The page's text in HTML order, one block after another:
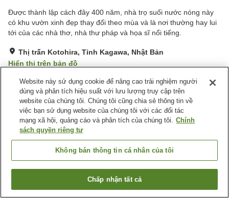
Được thành lập cách đây 400 năm, nhà trọ suối nước nóng này
có khu vườn xinh đẹp thay đổi theo mùa và là nơi thường hay lui
tới của các nhà thơ, nhà thư pháp và họa sĩ nổi tiếng.
Thị trấn Kotohira, Tỉnh Kagawa, Nhật Bản
Hiển thị trên bản đồ
Tuyệt vời Đánh giá:86lượt
Tiện nghi chỗ nghỉ
Bãi đỗ xe
Xông hơi
Spa / Salon
Trang chủ Nhật Bản Tỉnh Kagawa
Thị trấn Kotohira
Kotohira Kadan
Tìm phòng trống
Website này sử dụng cookie để nâng cao trải nghiệm người
dùng và phân tích hiệu suất với lưu lượng truy cập trên
website của chúng tôi. Chúng tôi cũng chia sẻ thông tin về
việc bạn sử dụng website của chúng tôi với các đối tác
mạng xã hội, quảng cáo và phân tích của chúng tôi. Chính
sách quyền riêng tư
Không bán thông tin cá nhân của tôi
Chấp nhận tất cả